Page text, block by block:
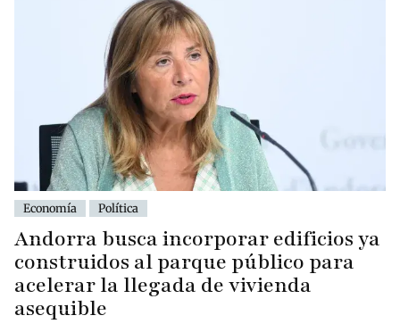
Economía Política
Andorra busca incorporar edificios ya
construidos al parque público para
acelerar la llegada de vivienda
asequible